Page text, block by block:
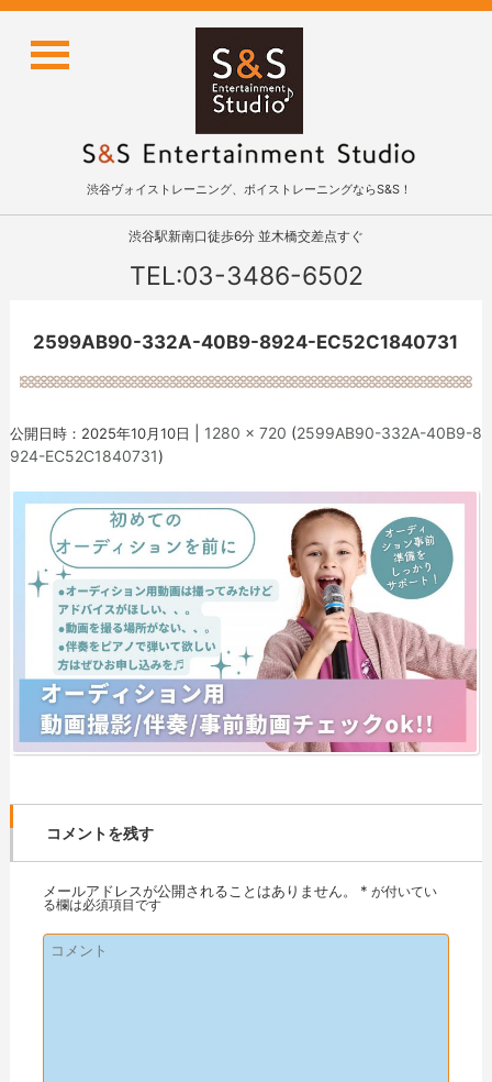
渋谷ヴォイストレーニング、ボイストレーニングならS&S！
渋谷駅新南口徒歩6分 並木橋交差点すぐ
TEL:03-3486-6502
2599AB90-332A-40B9-8924-EC52C1840731
公開日時： 2025年10月10日 1280 × 720 (2599AB90-332A-40B9-8
924-EC52C1840731)
コメントを残す
メールアドレスが公開されることはありません。 * が付いてい
る欄は必須項目です